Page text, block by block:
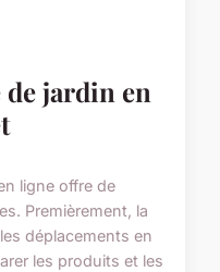
jardin en
ligne offre de
Premièrement, la
déplacements en
les produits et les